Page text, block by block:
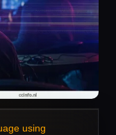
using